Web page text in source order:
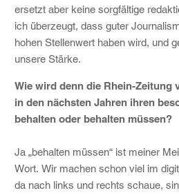
ersetzt aber keine sorgfältige
ich überzeugt, dass guter
hohen Stellenwert haben wird, und
unsere Stärke.
Wie wird denn die Rhein-Zeitung
in den nächsten Jahren ihren
behalten oder behalten müssen?
Ja „behalten müssen“ ist meiner
Wort. Wir machen schon viel im
da nach links und rechts schaue,